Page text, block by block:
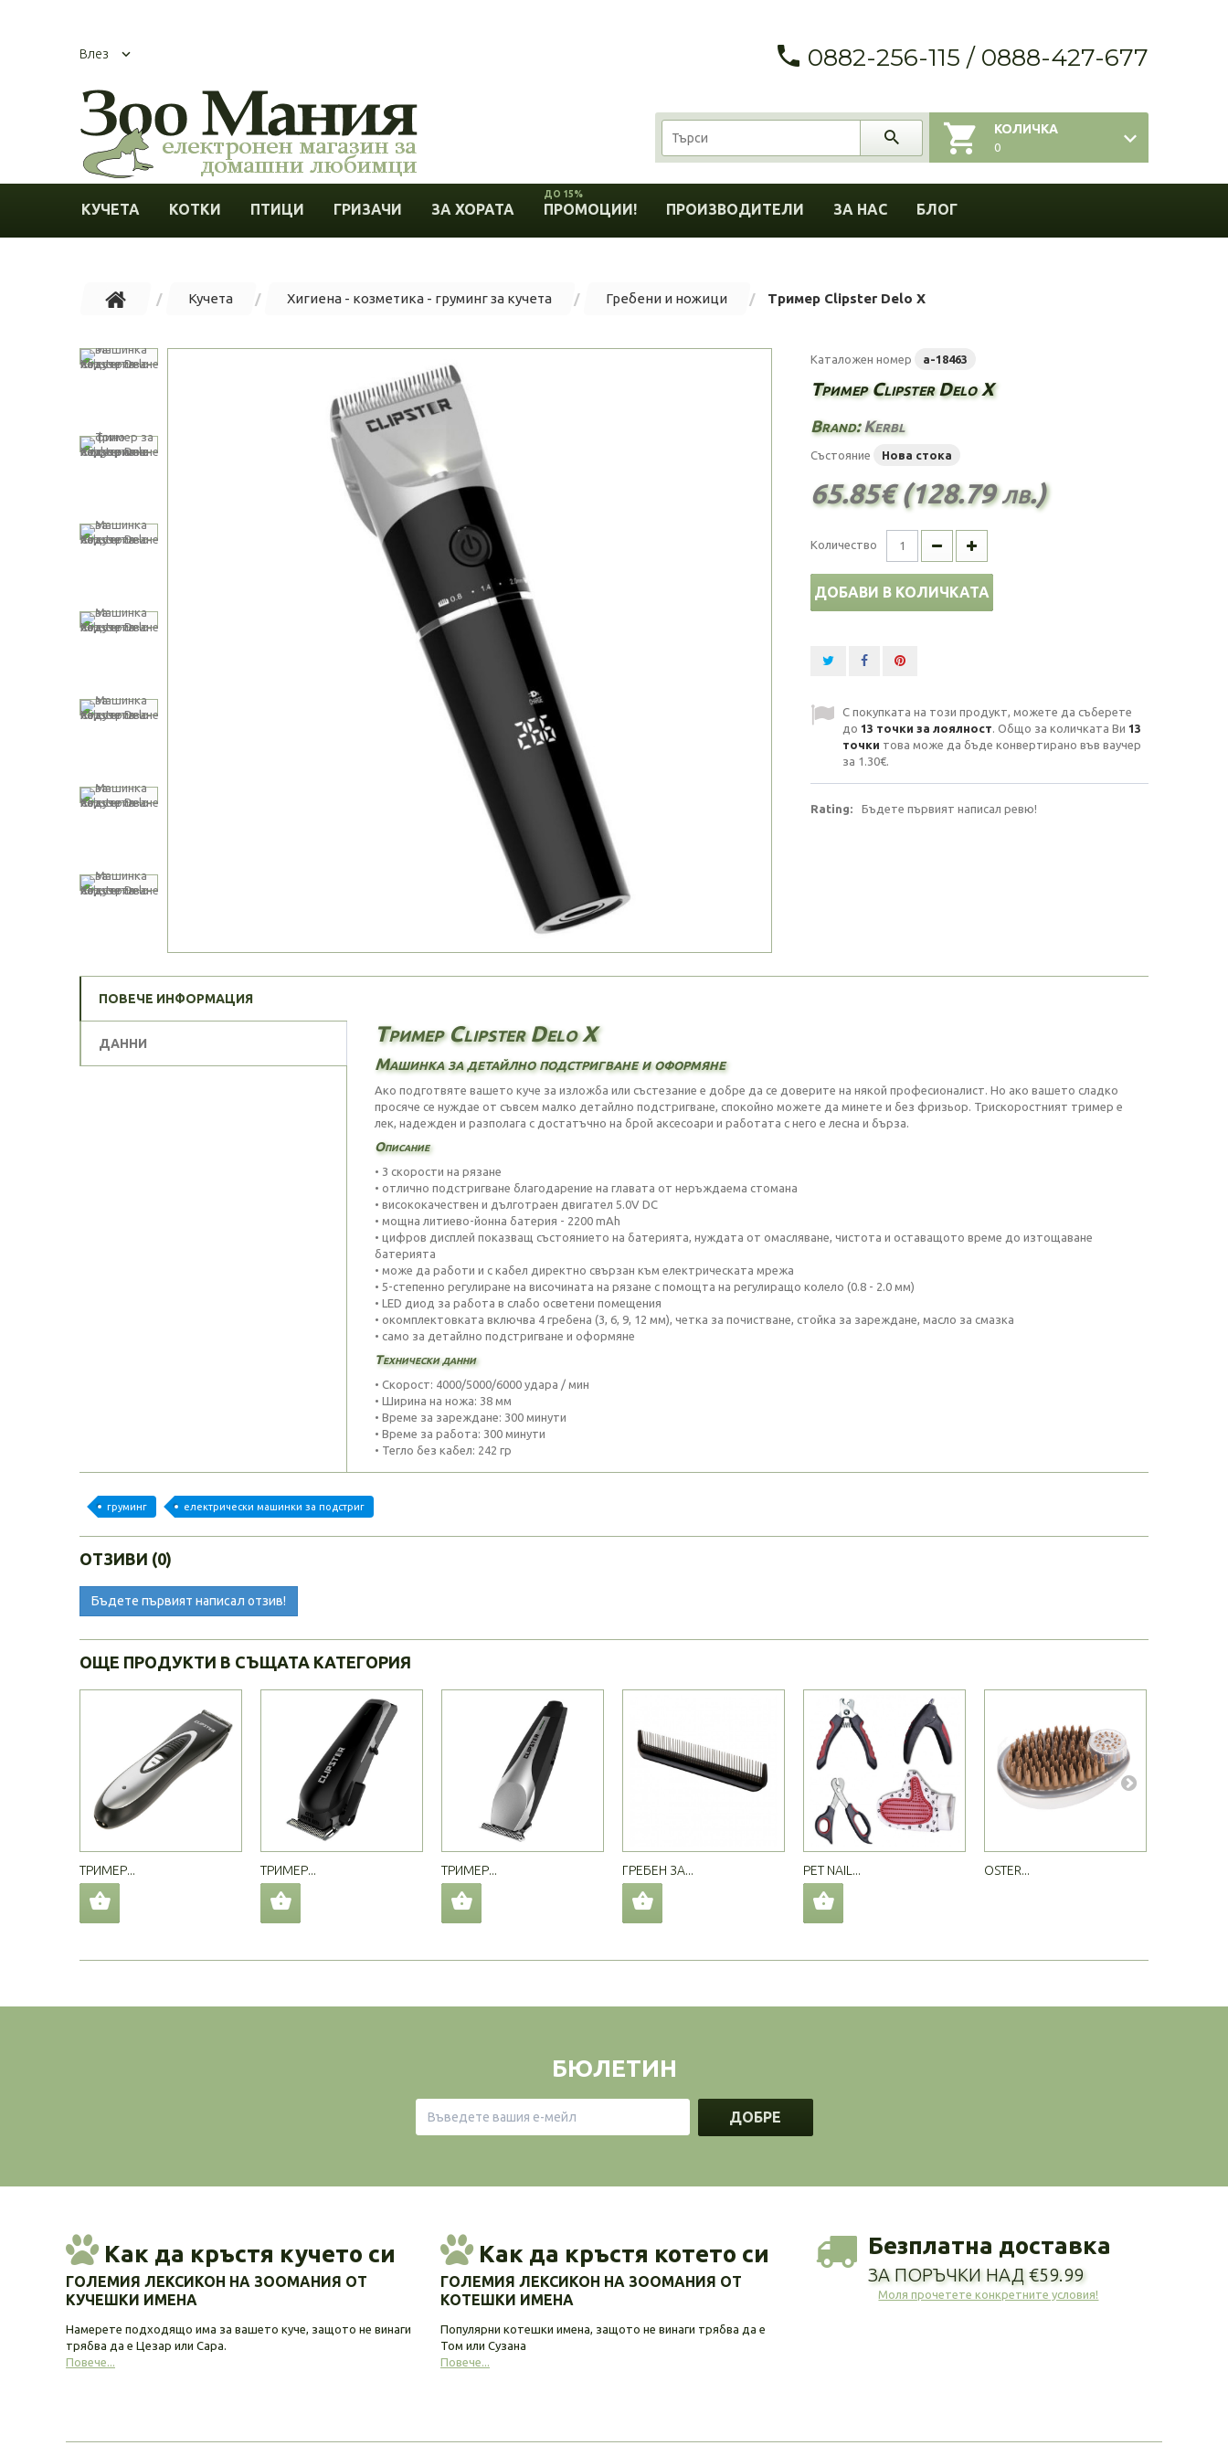
Влез 0882-256-115 / 0888-427-677
КОЛИЧКА
0
КУЧЕТА КОТКИ ПТИЦИ ГРИЗАЧИ ЗА ХОРАТА ПРОМОЦИИ!
ДО 15%
ПРОИЗВОДИТЕЛИ ЗА НАС БЛОГ
Кучета Хигиена - козметика - груминг за кучета Гребени и ножици Тример Clipster Delo X
Каталожен номер a-18463
Тример Clipster Delo X
Brand:Kerbl
Състояние Нова стока
65.85€ (128.79 лв.)
Количество
ДОБАВИ В КОЛИЧКАТА
С покупката на този продукт, можете да съберете
до 13 точки за лоялност. Общо за количката Ви 13
точки това може да бъде конвертирано във ваучер
за 1.30€.
Rating: Бъдете първият написал ревю!
ПОВЕЧЕ ИНФОРМАЦИЯ
ДАННИ Тример Clipster Delo X
Машинка за детайлно подстригване и оформяне
Ако подготвяте вашето куче за изложба или състезание е добре да се доверите на някой професионалист. Но ако вашето сладко
просяче се нуждае от съвсем малко детайлно подстригване, спокойно можете да минете и без фризьор. Трискоростният тример е
лек, надежден и разполага с достатъчно на брой аксесоари и работата с него е лесна и бърза.
Описание
• 3 скорости на рязане
• отличнo подстригване благодарение на главатa от неръждаема стомана
• висококачествен и дълготраен двигател 5.0V DC
• мощна литиево-йонна батерия - 2200 mAh
• цифров дисплей показващ състоянието на батерията, нуждата от омасляване, чистота и оставащото време до изтощаване
батерията
• може да работи и с кабел директно свързан към електрическата мрежа
• 5-степенно регулиране на височината на рязане с помощта на регулиращо колело (0.8 - 2.0 мм)
• LED диод за работа в слабо осветени помещения
• окомплектовката включва 4 гребена (3, 6, 9, 12 мм), четка за почистване, стойка за зареждане, масло за смазка
• само за детайлно подстригване и оформяне
Tехнически данни
• Скорост: 4000/5000/6000 ударa / мин
• Ширина на ножа: 38 мм
• Време за зареждане: 300 минути
• Време за работа: 300 минути
• Тегло без кабел: 242 гр
груминг електрически машинки за подстриг
ОТЗИВИ (0)
Бъдете първият написал отзив!
ОЩЕ ПРОДУКТИ В СЪЩАТА КАТЕГОРИЯ
ТРИМЕР... ТРИМЕР... ТРИМЕР... ГРЕБЕН ЗА... PET NAIL... OSTER...
БЮЛЕТИН
ДОБРЕ
Как да кръстя кучето си
ГОЛЕМИЯ ЛЕКСИКОН НА ЗООМАНИЯ ОТ
КУЧЕШКИ ИМЕНА
Намерете подходящо има за вашето куче, защото не винаги
трябва да е Цезар или Сара.
Повече...
Как да кръстя котето си
ГОЛЕМИЯ ЛЕКСИКОН НА ЗООМАНИЯ ОТ
КОТЕШКИ ИМЕНА
Популярни котешки имена, защото не винаги трябва да е
Том или Сузана
Повече...
Безплатна доставка
ЗА ПОРЪЧКИ НАД €59.99
Моля прочетете конкретните условия!